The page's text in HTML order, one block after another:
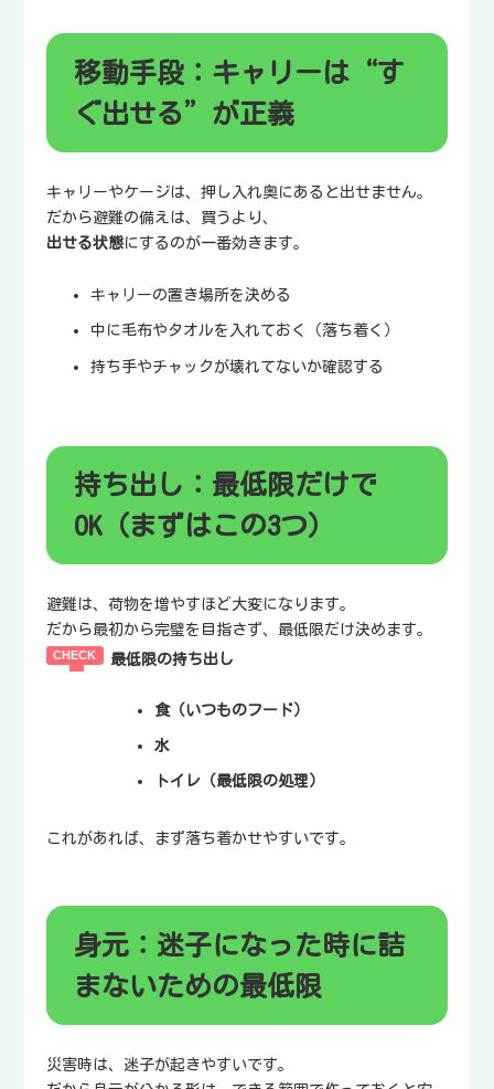
移動手段：キャリーは“す
ぐ出せる”が正義
キャリーやケージは、押し入れ奥にあると出せません。
だから避難の備えは、買うより、
出せる状態にするのが一番効きます。
キャリーの置き場所を決める
中に毛布やタオルを入れておく（落ち着く）
持ち手やチャックが壊れてないか確認する
持ち出し：最低限だけで
OK（まずはこの3つ）
避難は、荷物を増やすほど大変になります。
だから最初から完璧を目指さず、最低限だけ決めます。
最低限の持ち出し
食（いつものフード）
水
トイレ （最低限の処理）
これがあれば、まず落ち着かせやすいです。
身元：迷子になった時に詰
まないための最低限
災害時は、迷子が起きやすいです。